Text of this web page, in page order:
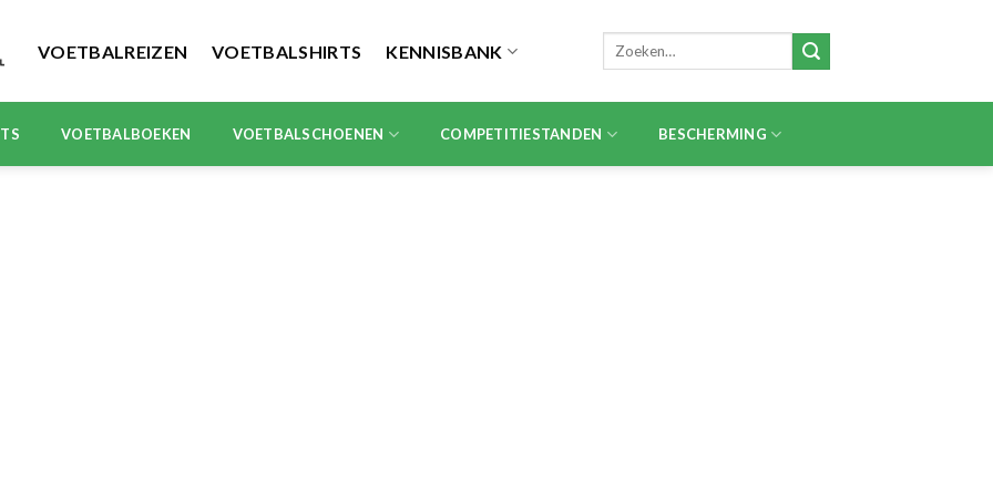
VOETBALREIZEN VOETBALSHIRTS KENNISBANK
Zoeken
VOETBALBOEKEN VOETBALSCHOENEN COMPETITIESTANDEN BESCHERMING